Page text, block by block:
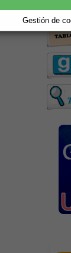
Gestión de
la